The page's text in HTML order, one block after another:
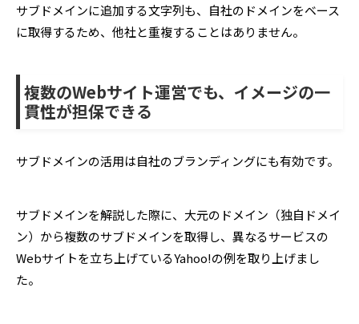
サブドメインに追加する文字列も、自社のドメインをベース
に取得するため、他社と重複することはありません。
複数のWebサイト運営でも、イメージの一
貫性が担保できる
サブドメインの活用は自社のブランディングにも有効です。
サブドメインを解説した際に、大元のドメイン（独自ドメイ
ン）から複数のサブドメインを取得し、異なるサービスの
Webサイトを立ち上げているYahoo!の例を取り上げまし
た。